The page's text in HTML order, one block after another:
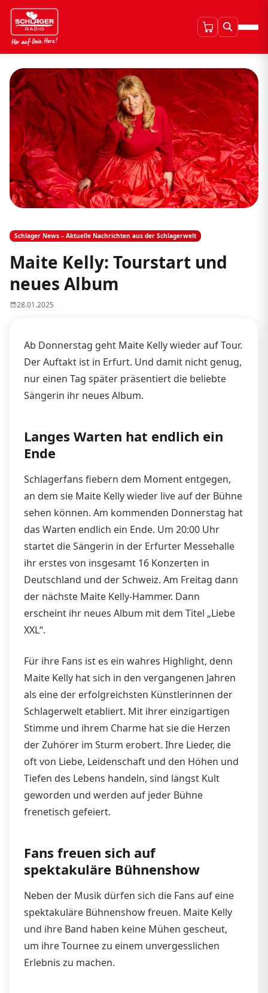
Schlager News – Aktuelle Nachrichten aus der Schlagerwelt
Maite Kelly: Tourstart und
neues Album
28.01.2025
Ab Donnerstag geht Maite Kelly wieder auf Tour.
Der Auftakt ist in Erfurt. Und damit nicht genug,
nur einen Tag später präsentiert die beliebte
Sängerin ihr neues Album.
Langes Warten hat endlich ein
Ende
Schlagerfans fiebern dem Moment entgegen,
an dem sie Maite Kelly wieder live auf der Bühne
sehen können. Am kommenden Donnerstag hat
das Warten endlich ein Ende. Um 20:00 Uhr
startet die Sängerin in der Erfurter Messehalle
ihr erstes von insgesamt 16 Konzerten in
Deutschland und der Schweiz. Am Freitag dann
der nächste Maite Kelly-Hammer. Dann
erscheint ihr neues Album mit dem Titel „Liebe
XXL“.
Für ihre Fans ist es ein wahres Highlight, denn
Maite Kelly hat sich in den vergangenen Jahren
als eine der erfolgreichsten Künstlerinnen der
Schlagerwelt etabliert. Mit ihrer einzigartigen
Stimme und ihrem Charme hat sie die Herzen
der Zuhörer im Sturm erobert. Ihre Lieder, die
oft von Liebe, Leidenschaft und den Höhen und
Tiefen des Lebens handeln, sind längst Kult
geworden und werden auf jeder Bühne
frenetisch gefeiert.
Fans freuen sich auf
spektakuläre Bühnenshow
Neben der Musik dürfen sich die Fans auf eine
spektakuläre Bühnenshow freuen. Maite Kelly
und ihre Band haben keine Mühen gescheut,
um ihre Tournee zu einem unvergesslichen
Erlebnis zu machen.